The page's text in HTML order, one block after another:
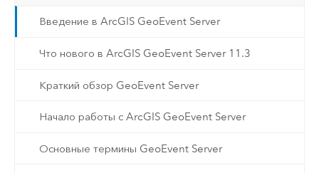
Введение в ArcGIS GeoEvent Server
Что нового в ArcGIS GeoEvent Server 11.3
Краткий обзор GeoEvent Server
Начало работы с ArcGIS GeoEvent Server
Основные термины GeoEvent Server